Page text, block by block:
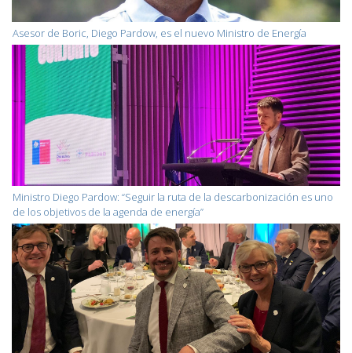
Asesor de Boric, Diego Pardow, es el nuevo Ministro de Energía
Ministro Diego Pardow: “Seguir la ruta de la descarbonización es uno
de los objetivos de la agenda de energía”